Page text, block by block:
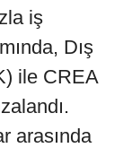
iş
Dış
ile CREA
arasında